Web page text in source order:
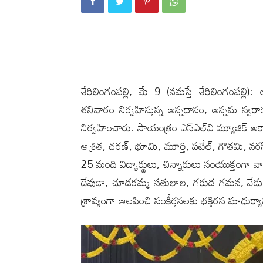
శేరిలింగంప‌ల్లి, మే 9 (న‌మ‌స్తే
శనివారం నిర్వహిస్తున్న అన్నదానం, అన్నమ
నిర్వహించారు. సాయంత్రం ఎస్‌ఎల్‌వి మ్యూజిక్
ఆశ్రిత, చరణ్, భూమి, మూర్తి, పటేల్, గౌతమి,
25 మంది విద్యార్థులు, చిన్నారులు
దేవుడా, చూడరమ్మ సతులాల, గరుడ గమన,
శ్రావ్యంగా ఆలపించి సంకీర్తనలకు భక్తిరస